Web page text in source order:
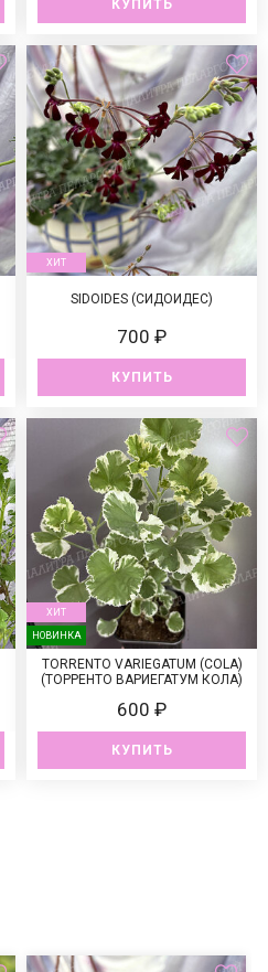
КУПИТЬ
ХИТ
SIDOIDES (СИДОИДЕС)
700 ₽
КУПИТЬ
ХИТ
НОВИНКА
TORRENTO VARIEGATUM (COLA)
(ТОРРЕНТО ВАРИЕГАТУМ КОЛА)
600 ₽
КУПИТЬ